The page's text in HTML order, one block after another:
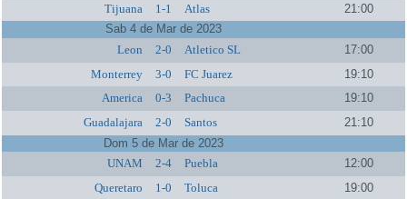
Tijuana
1-1 Atlas
21:00
Sab 4 de Mar de 2023
Leon
2-0 Atletico SL
17:00
Monterrey
3-0 FC Juarez
19:10
America
0-3 Pachuca
19:10
Guadalajara
2-0 Santos
21:10
Dom 5 de Mar de 2023
UNAM
2-4 Puebla
12:00
Queretaro
1-0 Toluca 19:00